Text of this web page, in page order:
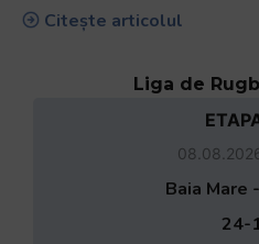
Citește articolul
Liga de
Baia Mare
24-